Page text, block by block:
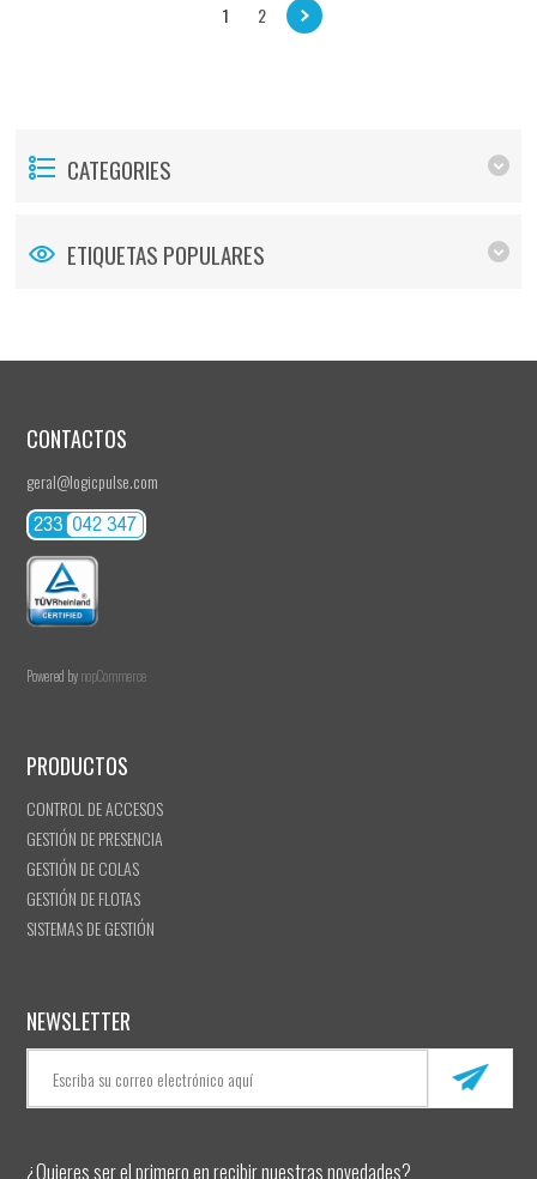
1 2
CATEGORIES
ETIQUETAS POPULARES
CONTACTOS
geral@logicpulse.com
Powered bynopCommerce
PRODUCTOS
CONTROL DE ACCESOS
GESTIÓN DE PRESENCIA
GESTIÓN DE COLAS
GESTIÓN DE FLOTAS
SISTEMAS DE GESTIÓN
NEWSLETTER
¿Quieres ser el primero en recibir nuestras novedades?